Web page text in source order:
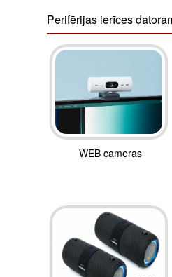
Perifērijas ierīces
WEB cameras